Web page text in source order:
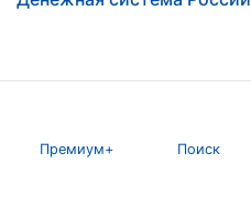
Премиум+ Поиск